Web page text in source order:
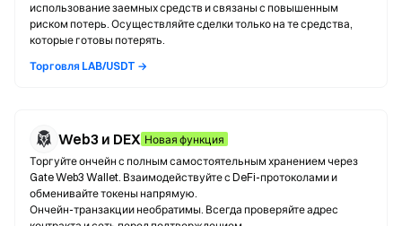
использование заемных средств и связаны с повышенным
риском потерь. Осуществляйте сделки только на те средства,
которые готовы потерять.
Торговля LAB/USDT →
Web3 и DEX Новая функция
Торгуйте ончейн с полным самостоятельным хранением через
Gate Web3 Wallet. Взаимодействуйте с DeFi-протоколами и
обменивайте токены напрямую.
Ончейн-транзакции необратимы. Всегда проверяйте адрес